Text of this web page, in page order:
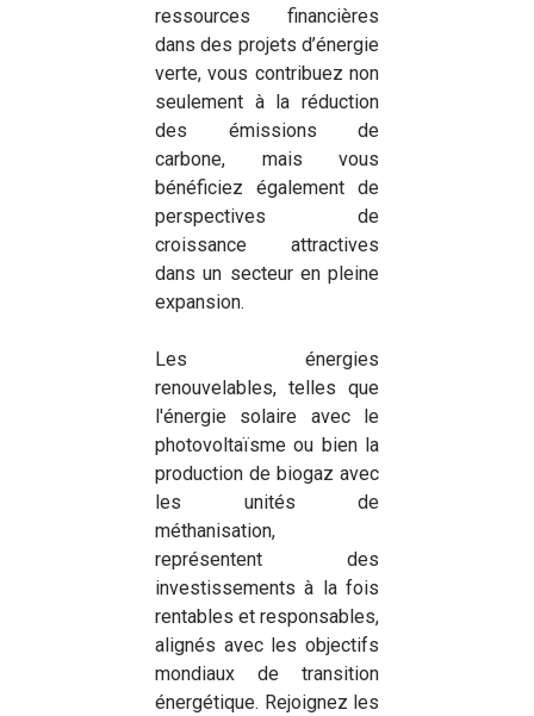
ressources financières
dans des projets d’énergie
verte, vous contribuez non
seulement à la réduction
des émissions de
carbone, mais vous
bénéficiez également de
perspectives de
croissance attractives
dans un secteur en pleine
expansion.
Les énergies
renouvelables, telles que
l'énergie solaire avec le
photovoltaïsme ou bien la
production de biogaz avec
les unités de
méthanisation,
représentent des
investissements à la fois
rentables et responsables,
alignés avec les objectifs
mondiaux de transition
énergétique. Rejoignez les